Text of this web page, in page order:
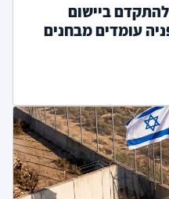
ביישום
עומדים מבחנים